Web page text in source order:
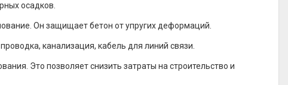
осадков.
Он защищает бетон от упругих деформаций.
канализация, кабель для линий связи.
Это позволяет снизить затраты на строительство и